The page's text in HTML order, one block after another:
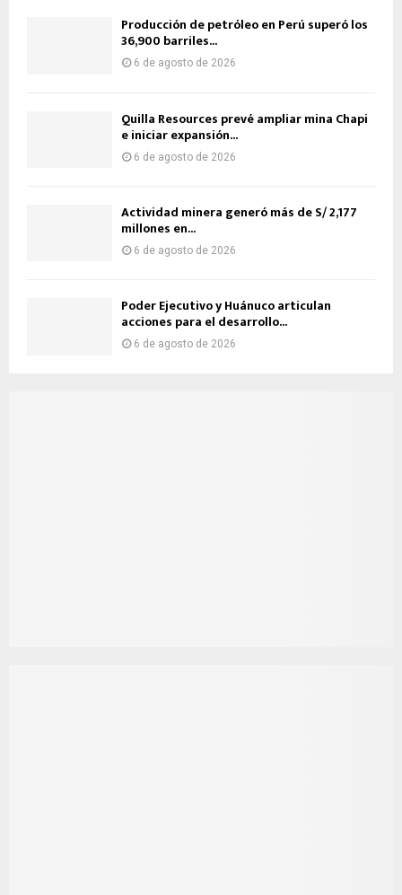
Producción de petróleo en Perú superó los
36,900 barriles...
6 de agosto de 2026
Quilla Resources prevé ampliar mina Chapi
e iniciar expansión...
6 de agosto de 2026
Actividad minera generó más de S/ 2,177
millones en...
6 de agosto de 2026
Poder Ejecutivo y Huánuco articulan
acciones para el desarrollo...
6 de agosto de 2026